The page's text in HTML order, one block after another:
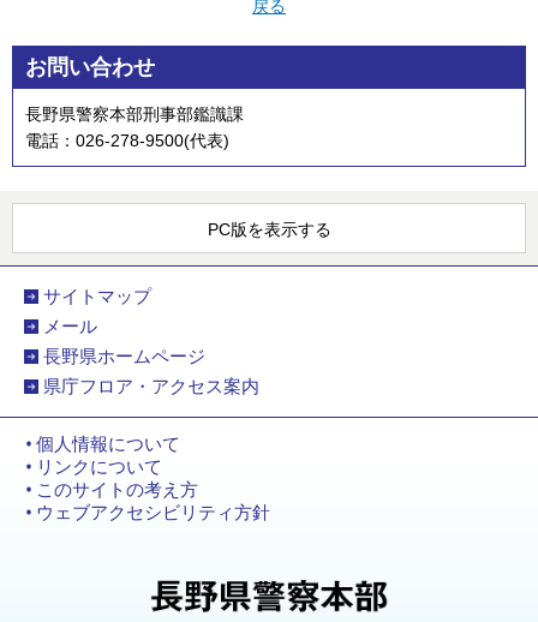
戻る
お問い合わせ
長野県警察本部刑事部鑑識課
電話：026-278-9500(代表)
PC版を表示する
サイトマップ
メール
長野県ホームページ
県庁フロア・アクセス案内
個人情報について
リンクについて
このサイトの考え方
ウェブアクセシビリティ方針